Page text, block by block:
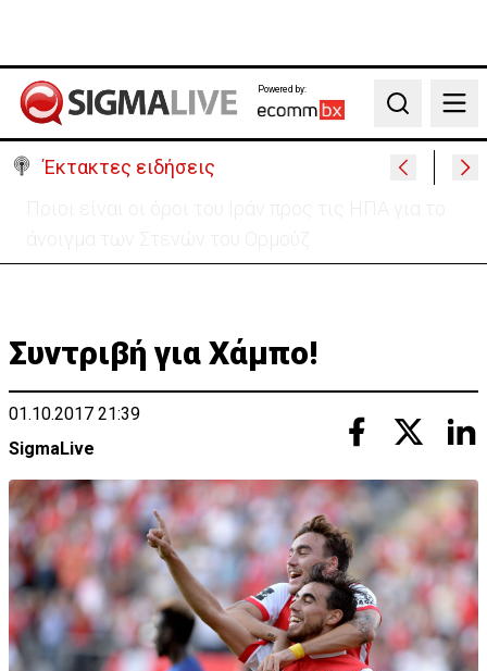
Powered by:
Search
Έκτακτες ειδήσεις
Συντριβή για Χάμπο!
01.10.2017 21:39
SigmaLive